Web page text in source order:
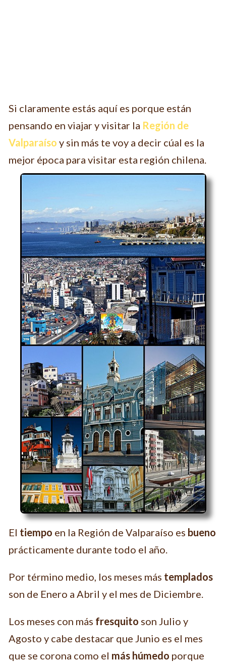
Si claramente estás aquí es porque están
pensando en viajar y visitar la Región de
Valparaíso y sin más te voy a decir cúal es la
mejor época para visitar esta región chilena.
El tiempo en la Región de Valparaíso es bueno
prácticamente durante todo el año.
Por término medio, los meses más templados
son de Enero a Abril y el mes de Diciembre.
Los meses con más fresquito son Julio y
Agosto y cabe destacar que Junio es el mes
que se corona como el más húmedo porque